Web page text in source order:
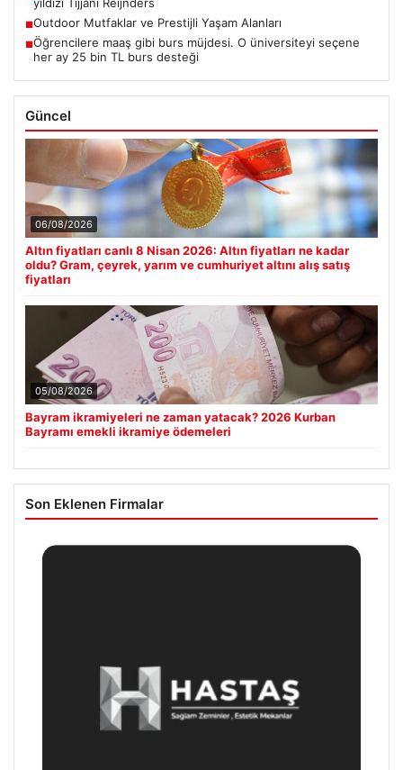
yıldızı Tijjani Reijnders
■Outdoor Mutfaklar ve Prestijli Yaşam Alanları
■Öğrencilere maaş gibi burs müjdesi. O üniversiteyi seçene
her ay 25 bin TL burs desteği
Güncel
06/08/2026
Altın fiyatları canlı 8 Nisan 2026: Altın fiyatları ne kadar
oldu? Gram, çeyrek, yarım ve cumhuriyet altını alış satış
fiyatları
05/08/2026
Bayram ikramiyeleri ne zaman yatacak? 2026 Kurban
Bayramı emekli ikramiye ödemeleri
Son Eklenen Firmalar